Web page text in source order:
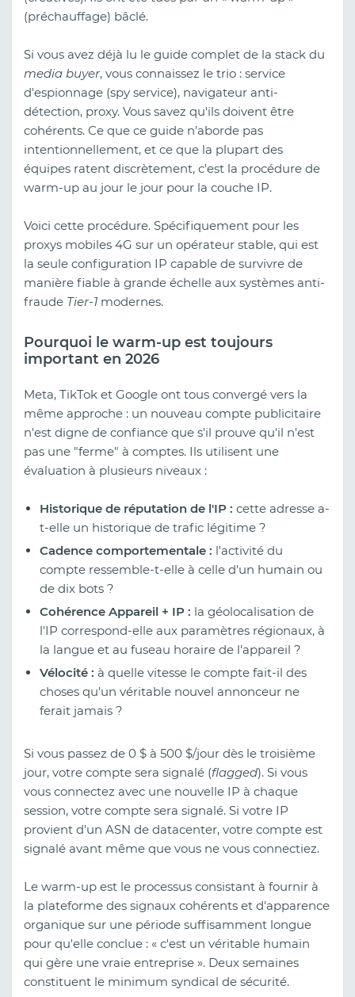
(préchauffage) bâclé.
Si vous avez déjà lu le guide complet de la stack du
media buyer, vous connaissez le trio : service
d'espionnage (spy service), navigateur anti-
détection, proxy. Vous savez qu'ils doivent être
cohérents. Ce que ce guide n'aborde pas
intentionnellement, et ce que la plupart des
équipes ratent discrètement, c'est la procédure de
warm-up au jour le jour pour la couche IP.
Voici cette procédure. Spécifiquement pour les
proxys mobiles 4G sur un opérateur stable, qui est
la seule configuration IP capable de survivre de
manière fiable à grande échelle aux systèmes anti-
fraude Tier-1 modernes.
Pourquoi le warm-up est toujours
important en 2026
Meta, TikTok et Google ont tous convergé vers la
même approche : un nouveau compte publicitaire
n'est digne de confiance que s'il prouve qu'il n'est
pas une "ferme" à comptes. Ils utilisent une
évaluation à plusieurs niveaux :
Historique de réputation de l'IP : cette adresse a-
t-elle un historique de trafic légitime ?
Cadence comportementale : l'activité du
compte ressemble-t-elle à celle d'un humain ou
de dix bots ?
Cohérence Appareil + IP : la géolocalisation de
l'IP correspond-elle aux paramètres régionaux, à
la langue et au fuseau horaire de l'appareil ?
Vélocité : à quelle vitesse le compte fait-il des
choses qu'un véritable nouvel annonceur ne
ferait jamais ?
Si vous passez de 0 $ à 500 $/jour dès le troisième
jour, votre compte sera signalé (flagged). Si vous
vous connectez avec une nouvelle IP à chaque
session, votre compte sera signalé. Si votre IP
provient d'un ASN de datacenter, votre compte est
signalé avant même que vous ne vous connectiez.
Le warm-up est le processus consistant à fournir à
la plateforme des signaux cohérents et d'apparence
organique sur une période suffisamment longue
pour qu'elle conclue : « c'est un véritable humain
qui gère une vraie entreprise ». Deux semaines
constituent le minimum syndical de sécurité.